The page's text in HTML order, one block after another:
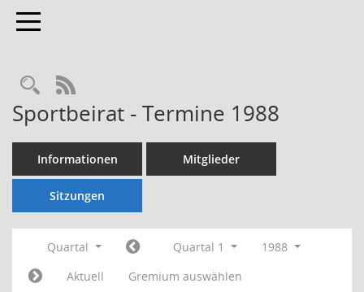
Toggle navigation
Rechercheauswahl
RSS-Feed
Sportbeirat - Termine 1988
Informationen Mitglieder
Sitzungen
Quartal Quartal 1
1988
Aktuell
Gremium auswählen